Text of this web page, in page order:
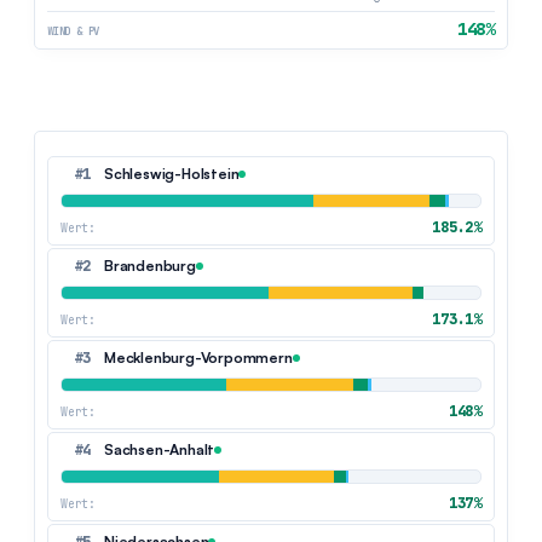
WIND & PV 148%
#1 Schleswig-Holstein
Wert:
185.2%
#2
Brandenburg
Wert:
173.1%
#3
Mecklenburg-Vorpommern
Wert:
148%
#4
Sachsen-Anhalt
Wert:
137%